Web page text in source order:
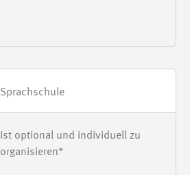
Sprachschule
Ist optional und individuell zu
organisieren*